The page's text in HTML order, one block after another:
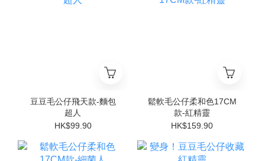
豆豆毛公仔飛天款-麵包
超人
HK$99.90
鬆軟毛公仔柔和色17CM
款-紅精靈
HK$159.90